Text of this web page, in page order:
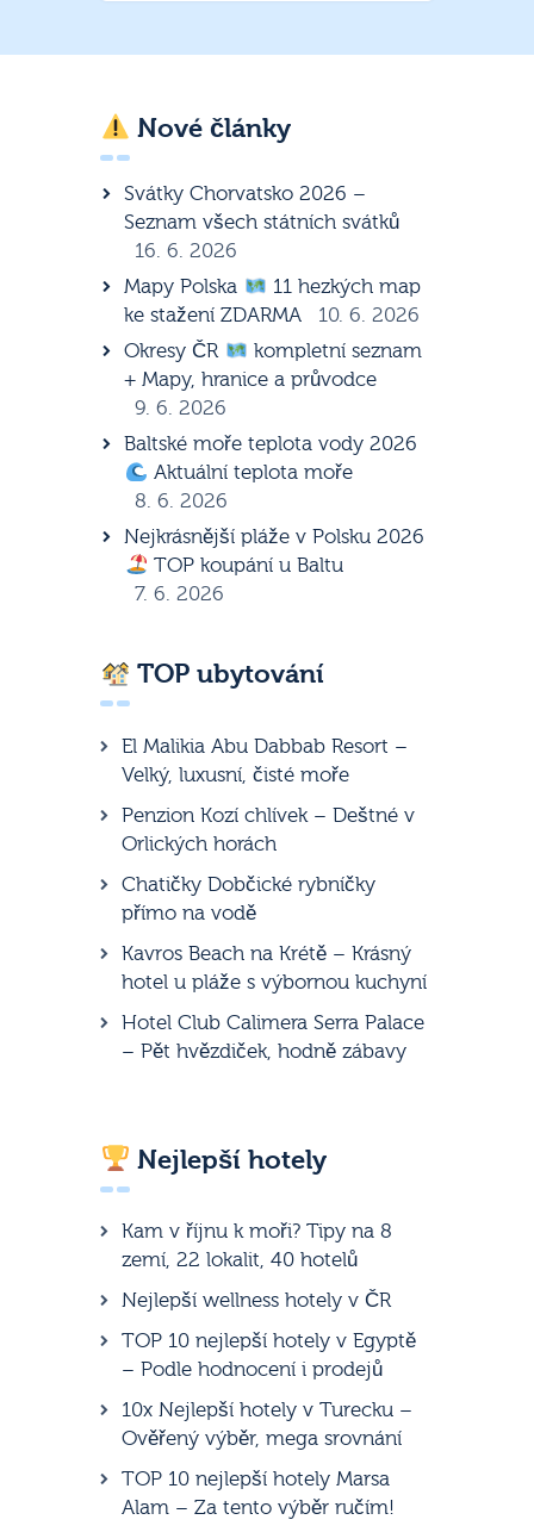
Nové články
Svátky Chorvatsko 2026 –
Seznam všech státních svátků
16. 6. 2026
Mapy Polska
11 hezkých map
ke stažení ZDARMA
10. 6. 2026
Okresy ČR
kompletní seznam
+ Mapy, hranice a průvodce
9. 6. 2026
Baltské moře teplota vody 2026
Aktuální teplota moře
8. 6. 2026
Nejkrásnější pláže v Polsku 2026
TOP koupání u Baltu
7. 6. 2026
TOP ubytování
El Malikia Abu Dabbab Resort –
Velký, luxusní, čisté moře
Penzion Kozí chlívek – Deštné v
Orlických horách
Chatičky Dobčické rybníčky
přímo na vodě
Kavros Beach na Krétě – Krásný
hotel u pláže s výbornou kuchyní
Hotel Club Calimera Serra Palace
– Pět hvězdiček, hodně zábavy
Nejlepší hotely
Kam v říjnu k moři? Tipy na 8
zemí, 22 lokalit, 40 hotelů
Nejlepší wellness hotely v ČR
TOP 10 nejlepší hotely v Egyptě
– Podle hodnocení i prodejů
10x Nejlepší hotely v Turecku –
Ověřený výběr, mega srovnání
TOP 10 nejlepší hotely Marsa
Alam – Za tento výběr ručím!